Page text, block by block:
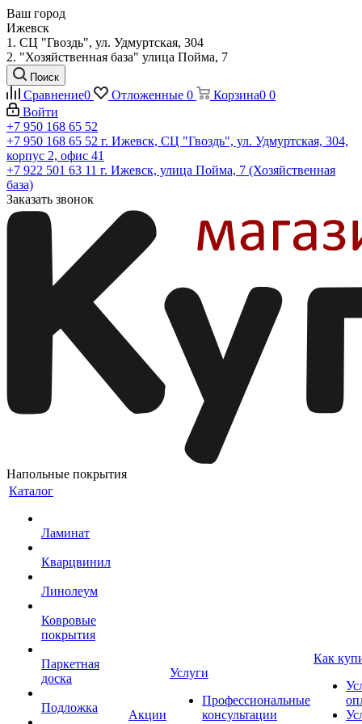
Ваш город
Ижевск
1. СЦ "Гвоздь", ул. Удмуртская, 304
2. "Хозяйственная база" улица Пойма, 7
Поиск
Сравнение0 Отложенные 0 Корзина0 0
Войти
+7 950 168 65 52
+7 950 168 65 52 г. Ижевск, СЦ "Гвоздь", ул. Удмуртская, 304,
корпус 2, офис 41
+7 922 501 63 11 г. Ижевск, улица Пойма, 7 (Хозяйственная
база)
Заказать звонок
Напольные покрытия
Каталог
Ламинат
Кварцвинил
Линолеум
Ковровые
покрытия
Паркетная
доска
Подложка
Акции
Услуги
Профессиональные
консультации
Как